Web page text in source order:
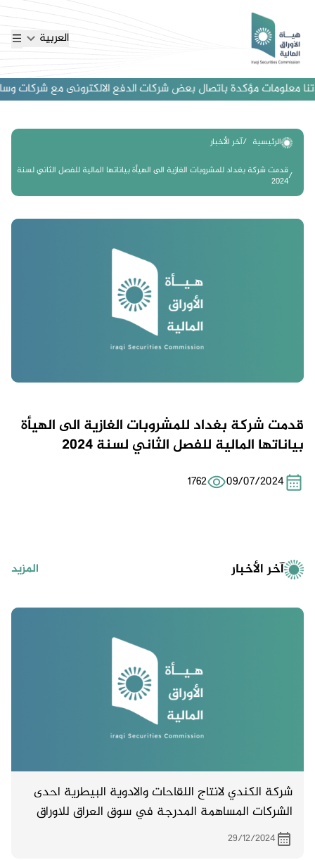
العربية
معلومات مؤكدة باتصال بعض شركات الدفع الالكترونى مع شركات وساطة
الرئيسية
آخر الأخبار
قدمت شركة بغداد للمشروبات الغازية الى الهيأة بياناتها المالية للفصل الثاني لسنة
2024
قدمت شركة بغداد للمشروبات الغازية الى الهيأة
بياناتها المالية للفصل الثاني لسنة 2024
09/07/2024
1762
آخر الأخبار المزيد
شركة الكندي لانتاج اللقاحات والادوية البيطرية احدى
الشركات المساهمة المدرجة في سوق العراق للاوراق
المالية تدعو مساهميها لحضور اجتماع الهيئة العامة
29/12/2024